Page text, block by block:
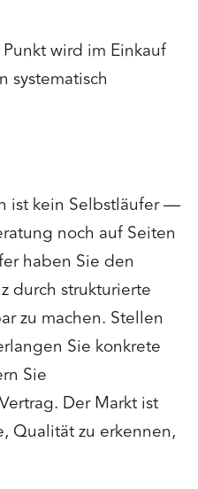
wird im Einkauf
systematisch
ist kein Selbstläufer —
noch auf Seiten
haben Sie den
durch strukturierte
zu machen. Stellen
Sie konkrete
Sie
Der Markt ist
zu erkennen,